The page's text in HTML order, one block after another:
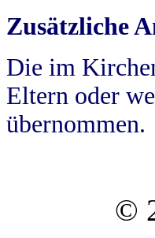
Zusätzliche
Die im
Eltern oder
übernommen.
©